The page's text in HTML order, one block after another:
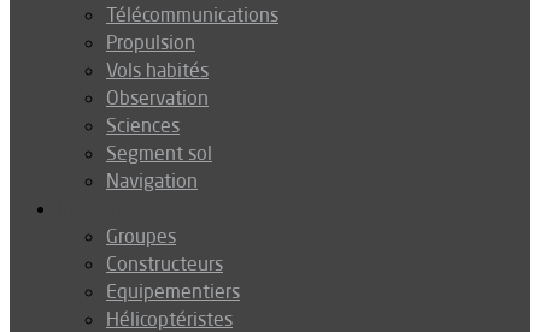
Télécommunications
Propulsion
Vols habités
Observation
Sciences
Segment sol
Navigation
Groupes
Constructeurs
Equipementiers
Hélicoptéristes